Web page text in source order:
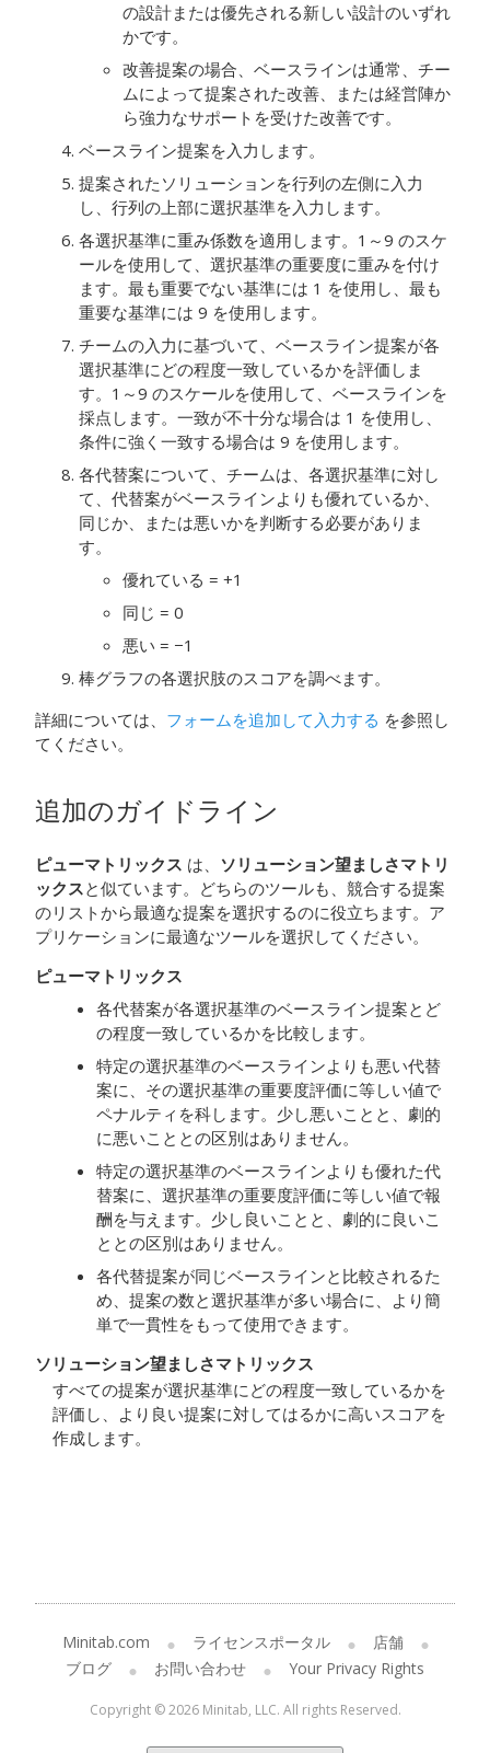
の設計または優先される新しい設計のいずれ
かです。
改善提案の場合、ベースラインは通常、チー
ムによって提案された改善、または経営陣か
ら強力なサポートを受けた改善です。
ベースライン提案を入力します。
提案されたソリューションを行列の左側に入力
し、行列の上部に選択基準を入力します。
各選択基準に重み係数を適用します。1～9 のスケ
ールを使用して、選択基準の重要度に重みを付け
ます。最も重要でない基準には 1 を使用し、最も
重要な基準には 9 を使用します。
チームの入力に基づいて、ベースライン提案が各
選択基準にどの程度一致しているかを評価しま
す。1～9 のスケールを使用して、ベースラインを
採点します。一致が不十分な場合は 1 を使用し、
条件に強く一致する場合は 9 を使用します。
各代替案について、チームは、各選択基準に対し
て、代替案がベースラインよりも優れているか、
同じか、または悪いかを判断する必要がありま
す。
優れている = +1
同じ = 0
悪い = −1
棒グラフの各選択肢のスコアを調べます。
詳細については、 フォームを追加して入力する を参照し
てください。
追加のガイドライン
ピューマトリックス は、 ソリューション望ましさマトリ
ックスと似ています。どちらのツールも、競合する提案
のリストから最適な提案を選択するのに役立ちます。ア
プリケーションに最適なツールを選択してください。
ピューマトリックス
各代替案が各選択基準のベースライン提案とど
の程度一致しているかを比較します。
特定の選択基準のベースラインよりも悪い代替
案に、その選択基準の重要度評価に等しい値で
ペナルティを科します。少し悪いことと、劇的
に悪いこととの区別はありません。
特定の選択基準のベースラインよりも優れた代
替案に、選択基準の重要度評価に等しい値で報
酬を与えます。少し良いことと、劇的に良いこ
ととの区別はありません。
各代替提案が同じベースラインと比較されるた
め、提案の数と選択基準が多い場合に、より簡
単で一貫性をもって使用できます。
ソリューション望ましさマトリックス
すべての提案が選択基準にどの程度一致しているかを
評価し、より良い提案に対してはるかに高いスコアを
作成します。
Minitab.com ライセンスポータル
店舗
ブログ
お問い合わせ Your Privacy Rights
Copyright © 2026 Minitab, LLC. All rights Reserved.